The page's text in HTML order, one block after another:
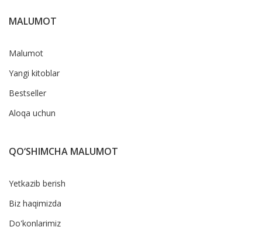
MALUMOT
Malumot
Yangi kitoblar
Bestseller
Aloqa uchun
QO‘SHIMCHA MALUMOT
Yetkazib berish
Biz haqimizda
Do'konlarimiz